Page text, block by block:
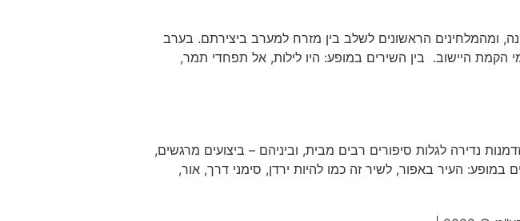
ומהמלחינים הראשונים לשלב בין מזרח למערב ביצירתם. בערב
הקמת היישוב. בין השירים במופע: היו לילות, אל תפחדי תמר,
נדירה לגלות סיפורים רבים מבית, וביניהם – ביצועים מרגשים,
העיר באפור, לשיר זה כמו להיות ירדן, סימני דרך, אור,